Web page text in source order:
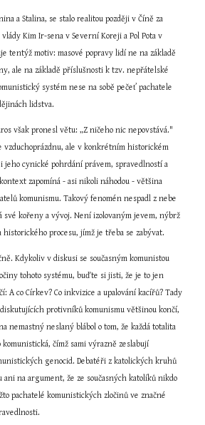
a Stalina, se stalo realitou později v Číně za
Kim Ir-sena v Severní Koreji a Pol Pota v
tentýž motiv: masové popravy lidí ne na základě
ale na základě příslušnosti k tzv. nepřátelské
systém nese na sobě pečeť pachatele
lidstva.
však pronesl větu: „Z ničeho nic nepovstává."
vzduchoprázdnu, ale v konkrétním historickém
jeho cynické pohrdání právem, spravedlností a
zapomíná - asi nikoli náhodou - většina
komunismu. Takový fenomén nespadl z nebe
své kořeny a vývoj. Není izolovaným jevem, nýbrž
historického procesu, jímž je třeba se zabývat.
Kdykoliv v diskusi se současným komunistou
tohoto systému, buďte si jisti, že je to jen
A co Církev? Co inkvizice a upalování kacířů? Tady
protivníků komunismu většinou končí,
nemastný neslaný blábol o tom, že každá totalita
čímž sami výrazně zeslabují
genocid. Debatéři z katolických kruhů
ani na argument, že ze současných katolíků nikdo
pachatelé komunistických zločinů ve značné